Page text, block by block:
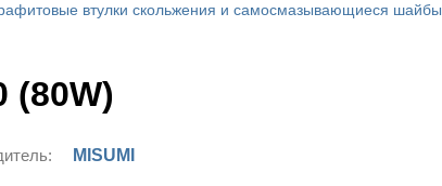
втулки скольжения и самосмазывающиеся шайбы
MISUMI